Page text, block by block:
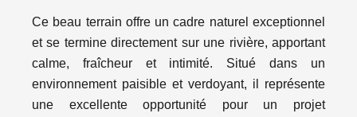
Ce beau terrain offre un cadre naturel exceptionnel
et se termine directement sur une rivière, apportant
calme, fraîcheur et intimité. Situé dans un
environnement paisible et verdoyant, il représente
une excellente opportunité pour un projet